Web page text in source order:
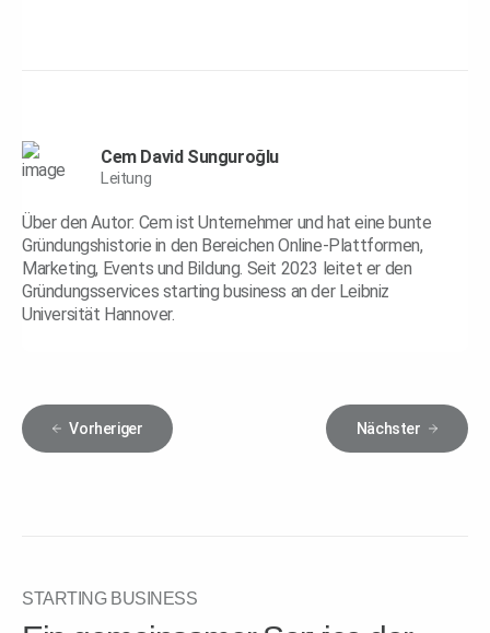
Cem David Sunguroğlu
Leitung
Über den Autor: Cem ist Unternehmer und hat eine bunte
Gründungshistorie in den Bereichen Online-Plattformen,
Marketing, Events und Bildung. Seit 2023 leitet er den
Gründungsservices starting business an der Leibniz
Universität Hannover.
Vorheriger Nächster
STARTING BUSINESS